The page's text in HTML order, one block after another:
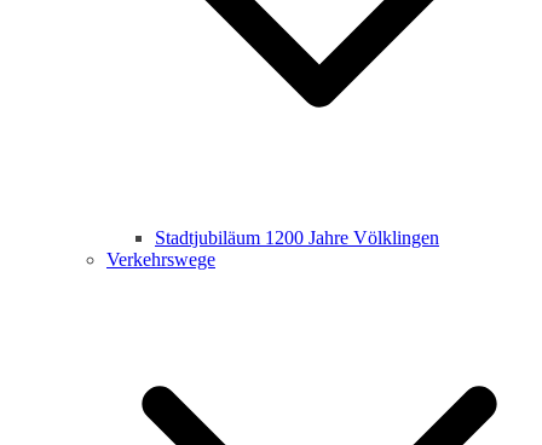
Stadtjubiläum 1200 Jahre Völklingen
Verkehrswege